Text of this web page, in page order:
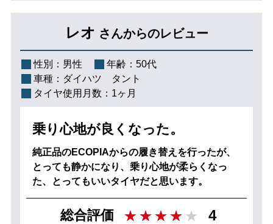
レオ さんからのレビュー
性別： 男性 年齢： 50代
車種： ダイハツ タント
タイヤ使用月数： 1ヶ月
乗り心地が良くなった。
純正品のECOPIAからの履き替えを行ったが、
とっても静かになり、乗り心地が柔らくなっ
た、とってもいいタイヤだと思います。
総合評価 4